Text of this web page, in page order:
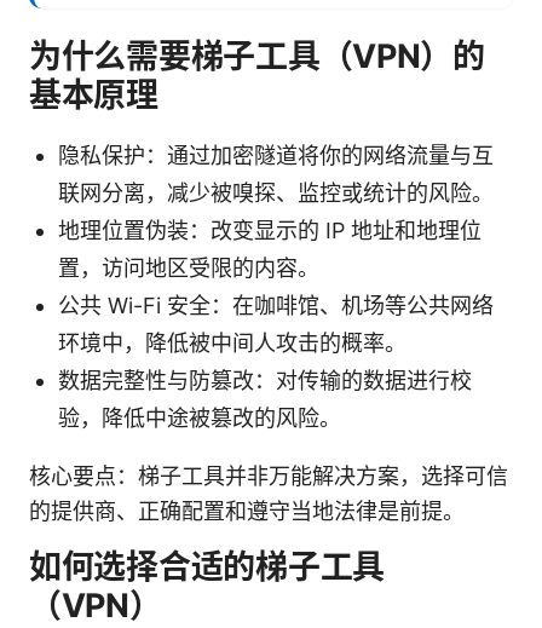
为什么需要梯子工具（VPN）的
基本原理
隐私保护：通过加密隧道将你的网络流量与互
联网分离，减少被嗅探、监控或统计的风险。
地理位置伪装：改变显示的 IP 地址和地理位
置，访问地区受限的内容。
公共 Wi-Fi 安全：在咖啡馆、机场等公共网络
环境中，降低被中间人攻击的概率。
数据完整性与防篡改：对传输的数据进行校
验，降低中途被篡改的风险。
核心要点：梯子工具并非万能解决方案，选择可信
的提供商、正确配置和遵守当地法律是前提。
如何选择合适的梯子工具
（VPN）